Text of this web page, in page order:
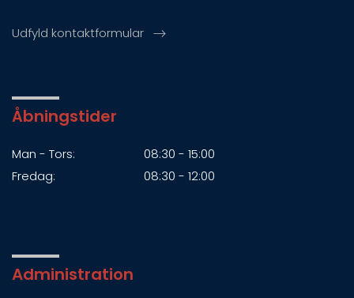
Udfyld kontaktformular
Åbningstider
Man - Tors:
08:30 - 15:00
Fredag:
08:30 - 12:00
Administration